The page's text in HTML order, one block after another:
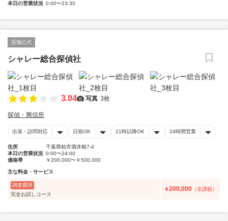
本日の営業状況 0:00〜23:30
店舗公式
シャレー総合探偵社
3.04 写真 3枚
探偵・興信所
出張・訪問対応 日祝OK 21時以降OK 24時間営業
住所
千葉県柏市酒井根7-4
本日の営業状況 0:00〜24:00
価格帯
￥200,000〜￥500,000
主な料金・サービス
調査費用
完全お試しコース
￥200,000 （非課税）